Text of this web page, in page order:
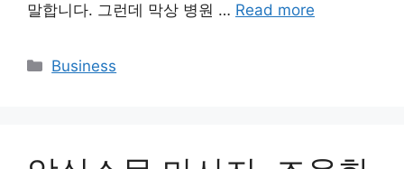
말합니다. 그런데 막상 병원 … Read more
Categories
Business